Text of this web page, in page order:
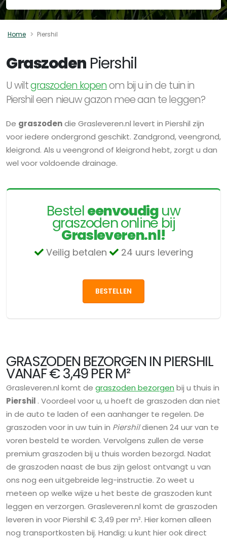
Home Piershil
Graszoden Piershil
U wiltgraszoden kopenom bij u in de tuin in
Piershil een nieuw gazon mee aan te leggen?
De graszodendie Grasleveren.nl levert in Piershil zijn
voor iedere ondergrond geschikt. Zandgrond, veengrond,
kleigrond. Als u veengrond of kleigrond hebt, zorgt u dan
wel voor voldoende drainage.
Besteleenvoudiguw
graszoden online bij
Grasleveren.nl!
Veilig betalen 24 uurs levering
BESTELLEN
GRASZODEN BEZORGEN IN PIERSHIL
VANAF € 3,49 PER M²
Grasleveren.nl komt de graszoden bezorgen bij u thuis in
Piershil . Voordeel voor u, u hoeft de graszoden dan niet
in de auto te laden of een aanhanger te regelen. De
graszoden voor in uw tuin in Piershildienen 24 uur van te
voren besteld te worden. Vervolgens zullen de verse
premium graszoden bij u thuis worden bezorgd. Nadat
de graszoden naast de bus zijn gelost ontvangt u van
ons nog een uitgebreide leg-instructie. Zo weet u
meteen op welke wijze u het beste de graszoden kunt
leggen en verzorgen. Grasleveren.nl komt de graszoden
leveren in voor Piershil € 3,49 per m². Hier komen alleen
nog transportkosten bij. Handig: u kunt hier ook direct